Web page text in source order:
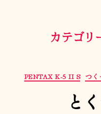
カテゴリ
PENTAX K-5 II S つく
と